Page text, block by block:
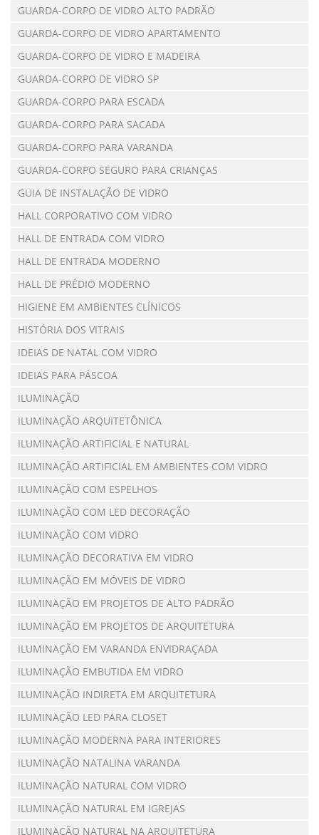
GUARDA-CORPO DE VIDRO ALTO PADRÃO
GUARDA-CORPO DE VIDRO APARTAMENTO
GUARDA-CORPO DE VIDRO E MADEIRA
GUARDA-CORPO DE VIDRO SP
GUARDA-CORPO PARA ESCADA
GUARDA-CORPO PARA SACADA
GUARDA-CORPO PARA VARANDA
GUARDA-CORPO SEGURO PARA CRIANÇAS
GUIA DE INSTALAÇÃO DE VIDRO
HALL CORPORATIVO COM VIDRO
HALL DE ENTRADA COM VIDRO
HALL DE ENTRADA MODERNO
HALL DE PRÉDIO MODERNO
HIGIENE EM AMBIENTES CLÍNICOS
HISTÓRIA DOS VITRAIS
IDEIAS DE NATAL COM VIDRO
IDEIAS PARA PÁSCOA
ILUMINAÇÃO
ILUMINAÇÃO ARQUITETÔNICA
ILUMINAÇÃO ARTIFICIAL E NATURAL
ILUMINAÇÃO ARTIFICIAL EM AMBIENTES COM VIDRO
ILUMINAÇÃO COM ESPELHOS
ILUMINAÇÃO COM LED DECORAÇÃO
ILUMINAÇÃO COM VIDRO
ILUMINAÇÃO DECORATIVA EM VIDRO
ILUMINAÇÃO EM MÓVEIS DE VIDRO
ILUMINAÇÃO EM PROJETOS DE ALTO PADRÃO
ILUMINAÇÃO EM PROJETOS DE ARQUITETURA
ILUMINAÇÃO EM VARANDA ENVIDRAÇADA
ILUMINAÇÃO EMBUTIDA EM VIDRO
ILUMINAÇÃO INDIRETA EM ARQUITETURA
ILUMINAÇÃO LED PARA CLOSET
ILUMINAÇÃO MODERNA PARA INTERIORES
ILUMINAÇÃO NATALINA VARANDA
ILUMINAÇÃO NATURAL COM VIDRO
ILUMINAÇÃO NATURAL EM IGREJAS
ILUMINAÇÃO NATURAL NA ARQUITETURA